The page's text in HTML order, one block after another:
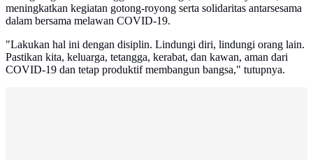
meningkatkan kegiatan gotong-royong serta solidaritas antarsesama
dalam bersama melawan COVID-19.
"Lakukan hal ini dengan disiplin. Lindungi diri, lindungi orang lain.
Pastikan kita, keluarga, tetangga, kerabat, dan kawan, aman dari
COVID-19 dan tetap produktif membangun bangsa," tutupnya.